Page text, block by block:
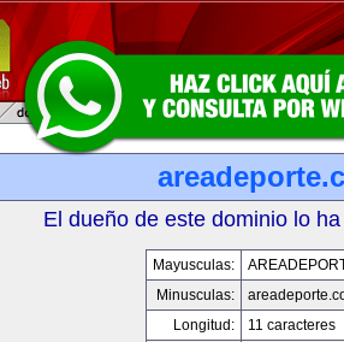
El dueño de este dominio lo
Mayusculas:
Minusculas:
Longitud:
11 caracteres